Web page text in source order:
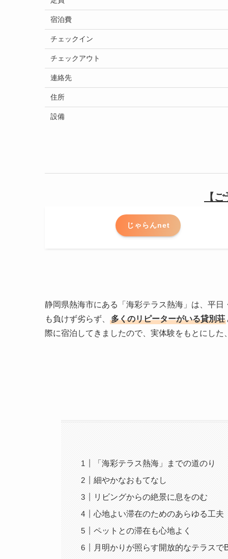
宿泊費
チェックイン
チェックアウト
連絡先
住所
設備
【
じゃらんnet
静岡県熱海市にある「海彩テラス熱海」は、平
も負けず劣らず、
多くのリピーターがいる貸別荘
際に宿泊してきましたので、実体験をもとにし
「海彩テラス熱海」までの道のり
細やかなおもてなし
リビングからの絶景に息をのむ
心地よい滞在のためのあらゆる工夫
ペットとの滞在も心地よく
月明かりが照らす開放的なテラスで